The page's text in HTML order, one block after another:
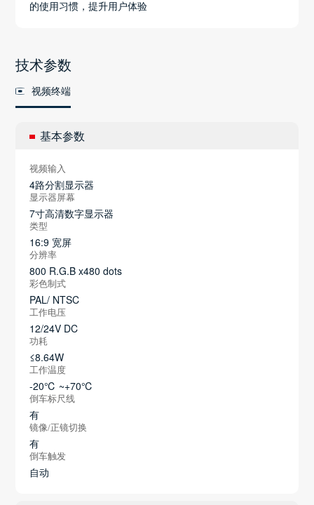
的使用习惯，提升用户体验
技术参数
视频终端
基本参数
视频输入
4路分割显示器
显示器屏幕
7寸高清数字显示器
类型
16:9 宽屏
分辨率
800 R.G.B x480 dots
彩色制式
PAL/ NTSC
工作电压
12/24V DC
功耗
≤8.64W
工作温度
-20℃ ~+70℃
倒车标尺线
有
镜像/正镜切换
有
倒车触发
自动